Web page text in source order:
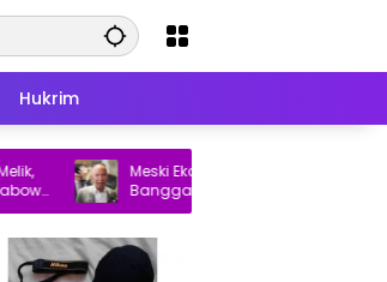
Hukrim
Meski Ekonomi Tumbuh 5,29 Persen,
Banggar DPR Ingatkan Pemerintah Soal
Dua Hal Ini